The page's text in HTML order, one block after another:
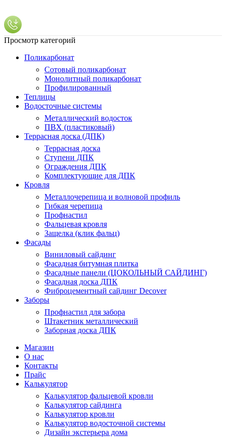
Просмотр категорий
Поликарбонат
Сотовый поликарбонат
Монолитный поликарбонат
Профилированный
Теплицы
Водосточные системы
Металлический водосток
ПВХ (пластиковый)
Террасная доска (ДПК)
Террасная доска
Ступени ДПК
Ограждения ДПК
Комплектующие для ДПК
Кровля
Металлочерепица и волновой профиль
Гибкая черепица
Профнастил
Фальцевая кровля
Защелка (клик фальц)
Фасады
Виниловый сайдинг
Фасадная битумная плитка
Фасадные панели (ЦОКОЛЬНЫЙ САЙДИНГ)
Фасадная доска ДПК
Фиброцементный сайдинг Decover
Заборы
Профнастил для забора
Штакетник металлический
Заборная доска ДПК
Магазин
О нас
Контакты
Прайс
Калькулятор
Калькулятор фальцевой кровли
Калькулятор сайдинга
Калькулятор кровли
Калькулятор водосточной системы
Дизайн экстерьера дома